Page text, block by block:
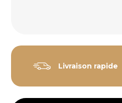
Livraison rapide